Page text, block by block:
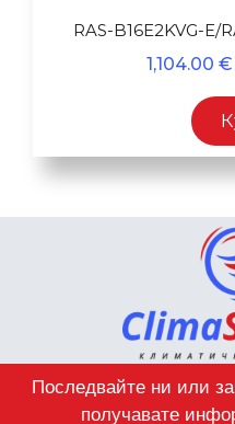
RAS-B16E2KVG-E/
1,104.00 €
Последвайте ни или
получавате